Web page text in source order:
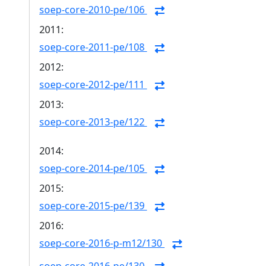
soep-core-2010-pe/106
2011:
soep-core-2011-pe/108
2012:
soep-core-2012-pe/111
2013:
soep-core-2013-pe/122
2014:
soep-core-2014-pe/105
2015:
soep-core-2015-pe/139
2016:
soep-core-2016-p-m12/130